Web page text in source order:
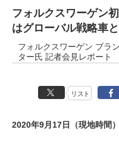
フォルクスワーゲン
はグローバル戦略車
フォルクスワーゲン ブラ
ター氏 記者会見レポート
リスト
2020年9月17日（現地時間